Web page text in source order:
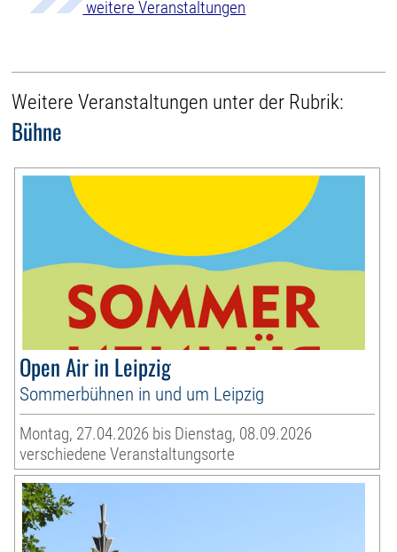
weitere Veranstaltungen
Weitere Veranstaltungen unter der Rubrik:
Bühne
Open Air in Leipzig
Sommerbühnen in und um Leipzig
Montag, 27.04.2026 bis Dienstag, 08.09.2026
verschiedene Veranstaltungsorte